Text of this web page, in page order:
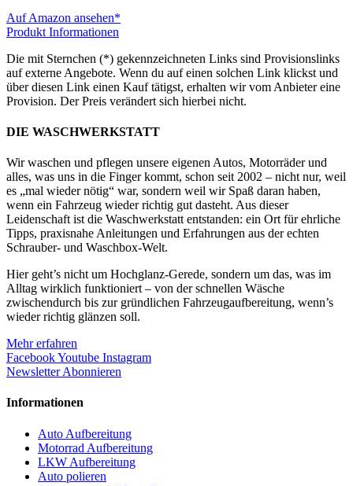
Auf Amazon ansehen*
Produkt Informationen
Die mit Sternchen (*) gekennzeichneten Links sind Provisionslinks
auf externe Angebote. Wenn du auf einen solchen Link klickst und
über diesen Link einen Kauf tätigst, erhalten wir vom Anbieter eine
Provision. Der Preis verändert sich hierbei nicht.
DIE WASCHWERKSTATT
Wir waschen und pflegen unsere eigenen Autos, Motorräder und
alles, was uns in die Finger kommt, schon seit 2002 – nicht nur, weil
es „mal wieder nötig“ war, sondern weil wir Spaß daran haben,
wenn ein Fahrzeug wieder richtig gut dasteht. Aus dieser
Leidenschaft ist die Waschwerkstatt entstanden: ein Ort für ehrliche
Tipps, praxisnahe Anleitungen und Erfahrungen aus der echten
Schrauber- und Waschbox-Welt.
Hier geht’s nicht um Hochglanz-Gerede, sondern um das, was im
Alltag wirklich funktioniert – von der schnellen Wäsche
zwischendurch bis zur gründlichen Fahrzeugaufbereitung, wenn’s
wieder richtig glänzen soll.
Mehr erfahren
FacebookYoutube Instagram
Newsletter Abonnieren
Informationen
Auto Aufbereitung
Motorrad Aufbereitung
LKW Aufbereitung
Auto polieren